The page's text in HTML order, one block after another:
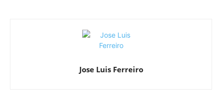
Jose Luis Ferreiro